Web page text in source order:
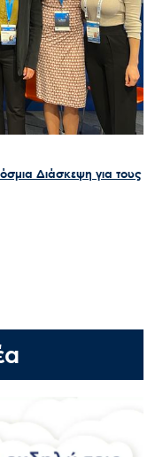
Διάσκεψη για τους